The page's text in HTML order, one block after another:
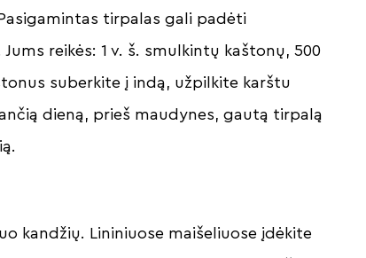
tirpalas gali padėti
reikės: 1 v. š. smulkintų kaštonų, 500
suberkite į indą, užpilkite karštu
dieną, prieš maudynes, gautą tirpalą
kandžių. Lininiuose maišeliuose įdėkite